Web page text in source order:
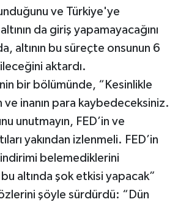
ve Türkiye'ye
da giriş yapamayacağını
altının bu süreçte onsunun 6
aktardı.
bir bölümünde, “Kesinlikle
inanın para kaybedeceksiniz.
unutmayın, FED’in ve
yakından izlenmeli. FED’in
belemediklerini
altında şok etkisi yapacak”
şöyle sürdürdü: “Dün